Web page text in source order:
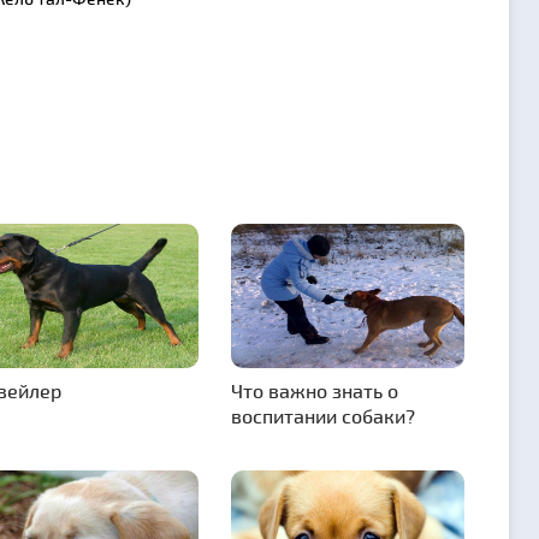
Что важно знать о
воспитании собаки?